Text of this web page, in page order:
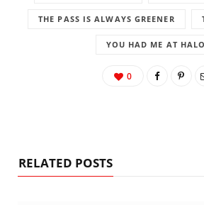
THE PASS IS ALWAYS GREENER
YOU HAD ME AT HALO
0
RELATED POSTS